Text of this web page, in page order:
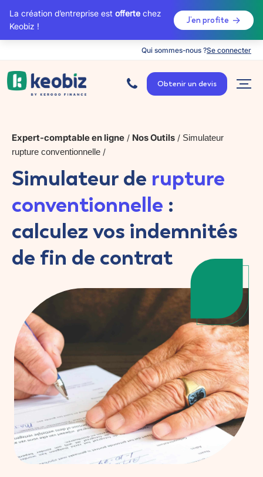
La création d’entreprise est offerte chez
Keobiz !
J’en profite
Qui sommes-nous ?Se connecter
c
c
u
Obtenir un devis
Expert-comptable en ligne / Nos Outils / Simulateur
rupture conventionnelle /
Simulateur de rupture
conventionnelle :
calculez vos indemnités
de fin de contrat